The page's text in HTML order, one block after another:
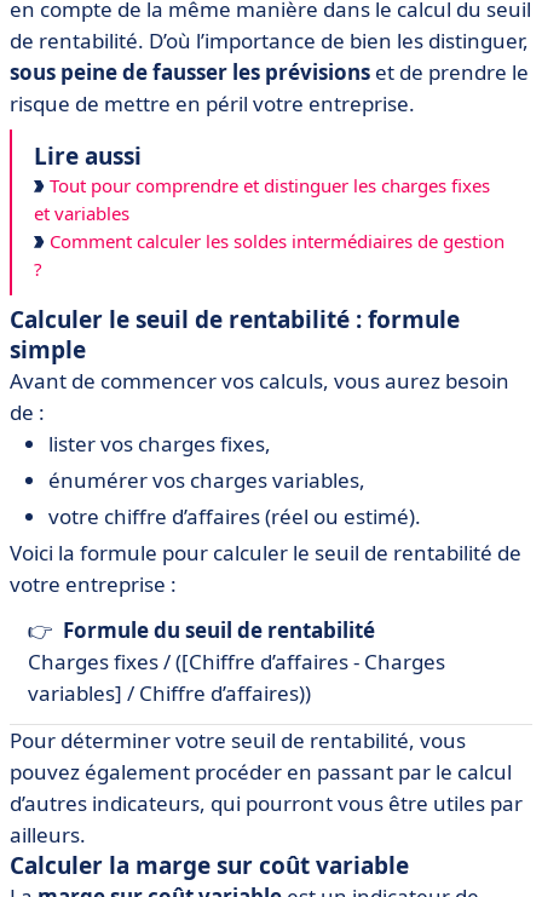
en compte de la même manière dans le calcul du seuil
de rentabilité. D’où l’importance de bien les distinguer,
sous peine de fausser les prévisions et de prendre le
risque de mettre en péril votre entreprise.
Lire aussi
Tout pour comprendre et distinguer les charges fixes
et variables
Comment calculer les soldes intermédiaires de gestion
?
Calculer le seuil de rentabilité : formule
simple
Avant de commencer vos calculs, vous aurez besoin
de :
lister vos charges fixes,
énumérer vos charges variables,
votre chiffre d’affaires (réel ou estimé).
Voici la formule pour calculer le seuil de rentabilité de
votre entreprise :
👉 Formule du seuil de rentabilité
Charges fixes / ([Chiffre d’affaires - Charges
variables] / Chiffre d’affaires))
Pour déterminer votre seuil de rentabilité, vous
pouvez également procéder en passant par le calcul
d’autres indicateurs, qui pourront vous être utiles par
ailleurs.
Calculer la marge sur coût variable